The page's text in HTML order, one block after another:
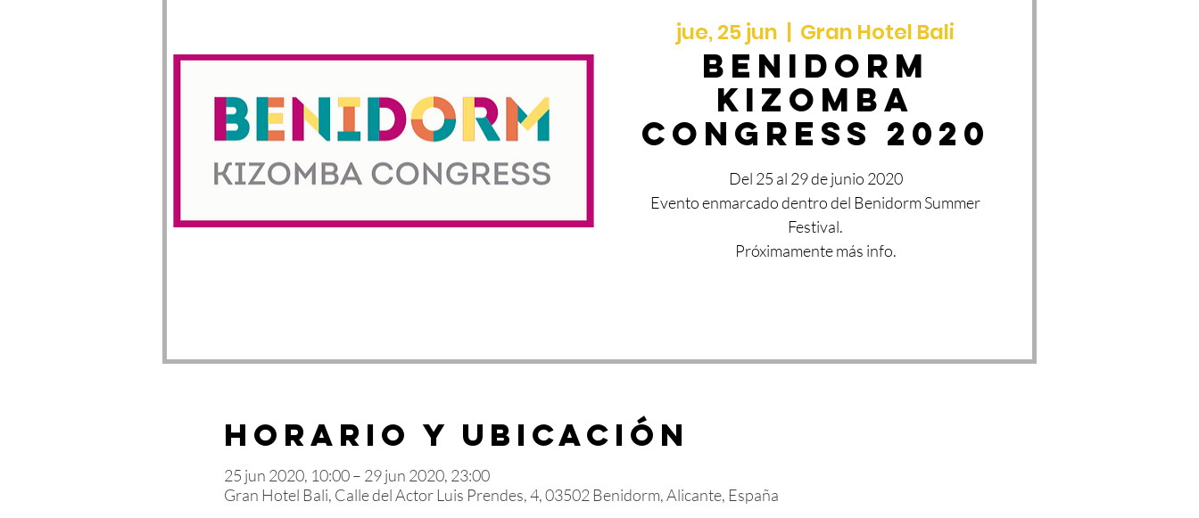
jue, 25 jun
  |
Gran Hotel Bali
BENIDORM
KIZOMBA
CONGRESS 2020
Del 25 al 29 de junio 2020
Evento enmarcado dentro del Benidorm Summer
Festival.
Próximamente más info.
Horario y ubicación
25 jun 2020, 10:00 – 29 jun 2020, 23:00
Gran Hotel Bali, Calle del Actor Luis Prendes, 4, 03502 Benidorm, Alicante, España